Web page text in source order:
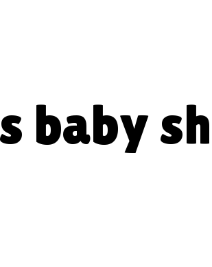
baby